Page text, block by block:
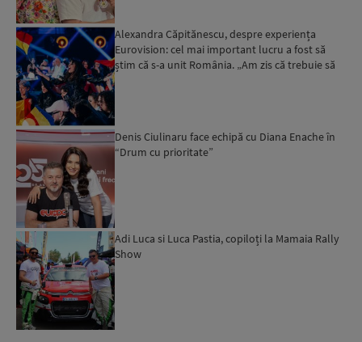
Alexandra Căpitănescu, despre experiența
Eurovision: cel mai important lucru a fost să
știm că s-a unit România. „Am zis că trebuie să
Denis Ciulinaru face echipă cu Diana Enache în
“Drum cu prioritate”
Adi Luca si Luca Pastia, copiloți la Mamaia Rally
Show